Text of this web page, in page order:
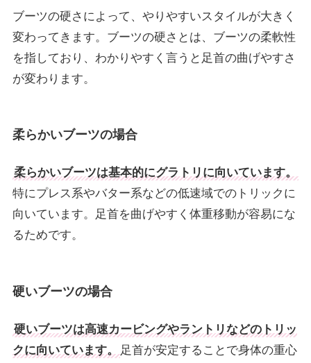
ブーツの硬さによって、やりやすいスタイルが大きく
変わってきます。ブーツの硬さとは、ブーツの柔軟性
を指しており、わかりやすく言うと足首の曲げやすさ
が変わります。
柔らかいブーツの場合
柔らかいブーツは基本的にグラトリに向いています。
特にプレス系やバター系などの低速域でのトリックに
向いています。足首を曲げやすく体重移動が容易にな
るためです。
硬いブーツの場合
硬いブーツは高速カービングやラントリなどのトリッ
クに向いています。
足首が安定することで身体の重心